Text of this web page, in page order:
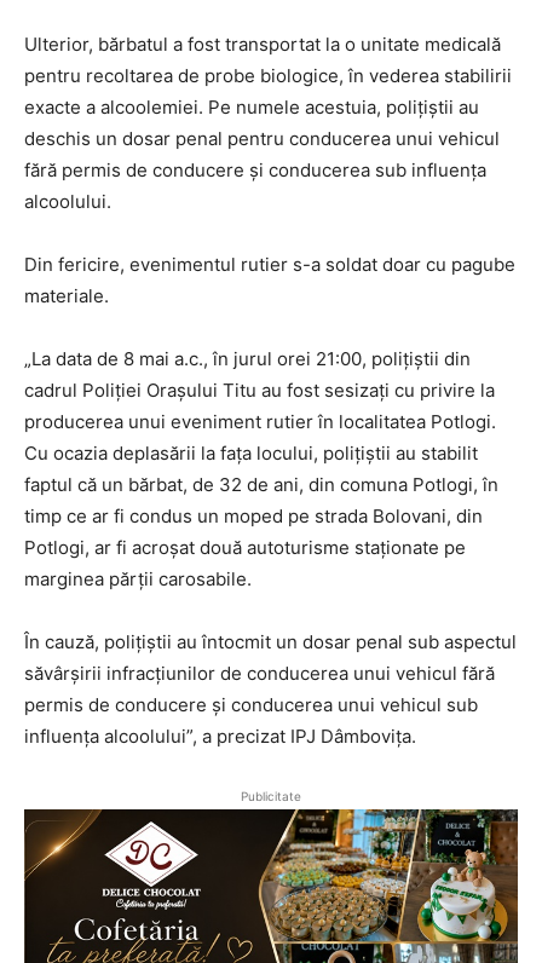
Ulterior, bărbatul a fost transportat la o unitate medicală
pentru recoltarea de probe biologice, în vederea stabilirii
exacte a alcoolemiei. Pe numele acestuia, polițiștii au
deschis un dosar penal pentru conducerea unui vehicul
fără permis de conducere și conducerea sub influența
alcoolului.
Din fericire, evenimentul rutier s-a soldat doar cu pagube
materiale.
„La data de 8 mai a.c., în jurul orei 21:00, polițiștii din
cadrul Poliției Orașului Titu au fost sesizați cu privire la
producerea unui eveniment rutier în localitatea Potlogi.
Cu ocazia deplasării la fața locului, polițiștii au stabilit
faptul că un bărbat, de 32 de ani, din comuna Potlogi, în
timp ce ar fi condus un moped pe strada Bolovani, din
Potlogi, ar fi acroșat două autoturisme staționate pe
marginea părții carosabile.
În cauză, polițiștii au întocmit un dosar penal sub aspectul
săvârșirii infracțiunilor de conducerea unui vehicul fără
permis de conducere și conducerea unui vehicul sub
influența alcoolului”, a precizat IPJ Dâmbovița.
Publicitate